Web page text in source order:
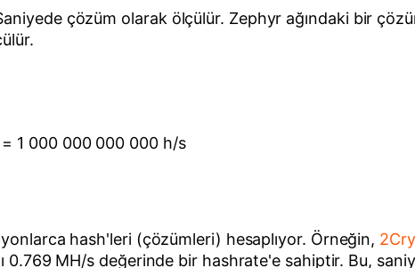
çözüm olarak ölçülür. Zephyr ağındaki bir
1 000 000 000 000 h/s
hash'leri (çözümleri) hesaplıyor. Örneğin,
0.769 MH/s değerinde bir hashrate'e sahiptir. Bu,